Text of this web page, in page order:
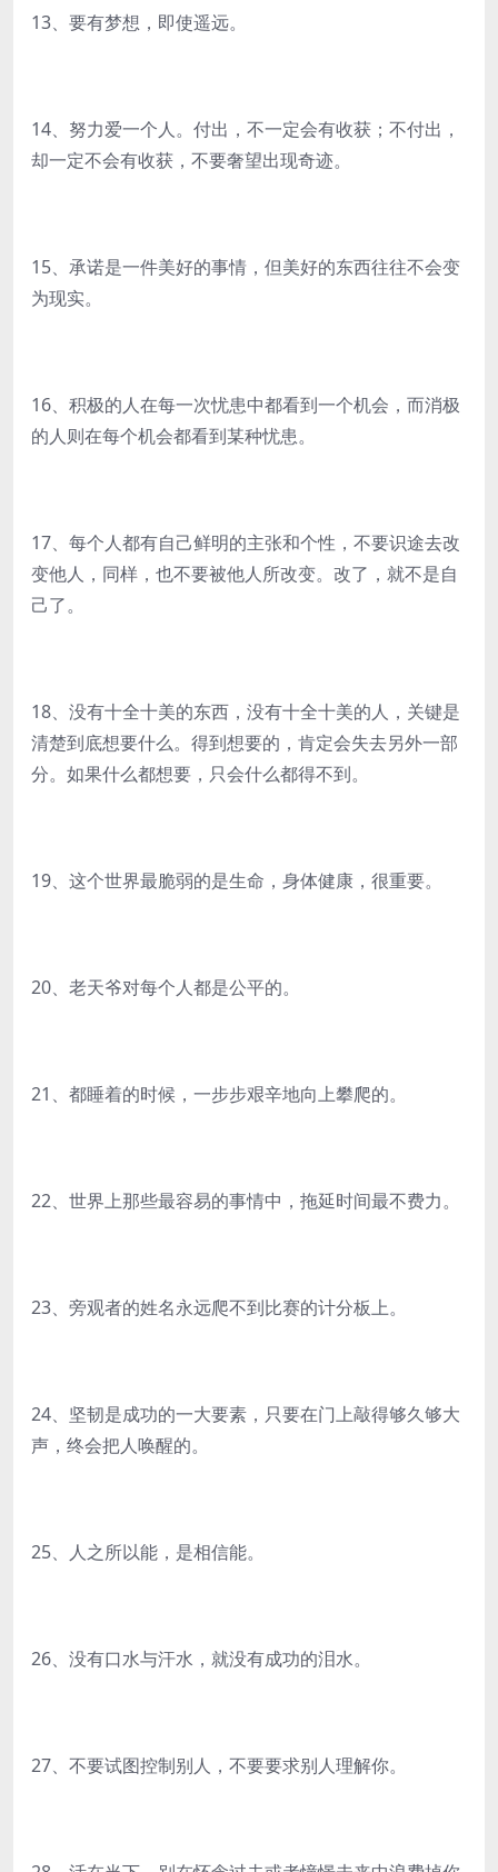
13、要有梦想，即使遥远。
14、努力爱一个人。付出，不一定会有收获；不付出，
却一定不会有收获，不要奢望出现奇迹。
15、承诺是一件美好的事情，但美好的东西往往不会变
为现实。
16、积极的人在每一次忧患中都看到一个机会，而消极
的人则在每个机会都看到某种忧患。
17、每个人都有自己鲜明的主张和个性，不要识途去改
变他人，同样，也不要被他人所改变。改了，就不是自
己了。
18、没有十全十美的东西，没有十全十美的人，关键是
清楚到底想要什么。得到想要的，肯定会失去另外一部
分。如果什么都想要，只会什么都得不到。
19、这个世界最脆弱的是生命，身体健康，很重要。
20、老天爷对每个人都是公平的。
21、都睡着的时候，一步步艰辛地向上攀爬的。
22、世界上那些最容易的事情中，拖延时间最不费力。
23、旁观者的姓名永远爬不到比赛的计分板上。
24、坚韧是成功的一大要素，只要在门上敲得够久够大
声，终会把人唤醒的。
25、人之所以能，是相信能。
26、没有口水与汗水，就没有成功的泪水。
27、不要试图控制别人，不要要求别人理解你。